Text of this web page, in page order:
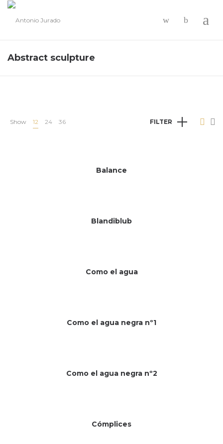
Abstract sculpture
Show 12 24 36 FILTER
Balance
Blandiblub
Como el agua
Sin existencias
Como el agua negra nº1
Sin existencias
Como el agua negra nº2
Cómplices